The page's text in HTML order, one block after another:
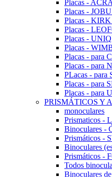
Placas -
Placas -
Placas -
Placas -
Placas -
Placas -
Placas - para
Placas - para
PLacas - para
Placas - para
Placas - para
PRISMÁTICOS Y
monoculares
Prismaticos -
Binoculares -
Prismáticos -
Binoculares
Prismáticos -
Todos
Binoculares